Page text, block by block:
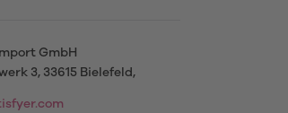
GmbH
3, 33615 Bielefeld,